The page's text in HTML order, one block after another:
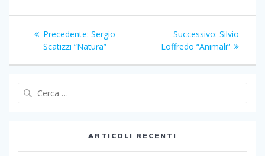
o
o
k
A
p
p
vi
di
Navigazione
articoli
Precedente: Articolo
precedente:
Sergio
Scatizzi “Natura”
Successivo: Articolo
successivo:
Silvio
Loffredo “Animali”
ARTICOLI RECENTI